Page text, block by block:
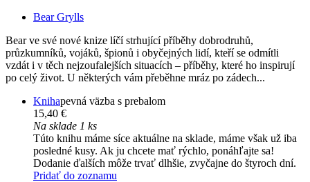
Bear Grylls
Bear ve své nové knize líčí strhující příběhy dobrodruhů,
průzkumníků, vojáků, špionů i obyčejných lidí, kteří se odmítli
vzdát i v těch nejzoufalejších situacích – příběhy, které ho inspirují
po celý život. U některých vám přeběhne mráz po zádech...
Knihapevná väzba s prebalom
15,40 €
Na sklade 1 ks
Túto knihu máme síce aktuálne na sklade, máme však už iba
posledné kusy. Ak ju chcete mať rýchlo, ponáhľajte sa!
Dodanie ďalších môže trvať dlhšie, zvyčajne do štyroch dní.
Pridať do zoznamu